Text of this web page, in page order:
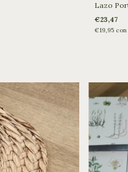
Lazo
€23,47
€19,95 con